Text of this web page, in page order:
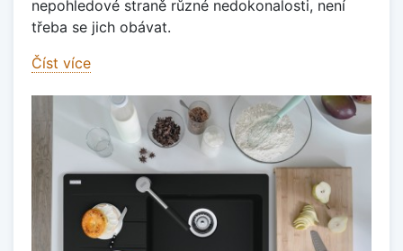
nepohledové straně různé nedokonalosti, není
třeba se jich obávat.
Číst více